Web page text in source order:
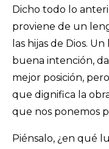
Dicho todo lo
proviene de un
las hijas de Dios.
buena intención,
mejor posición,
que dignifica la
que nos ponemos
Piénsalo, ¿en qué